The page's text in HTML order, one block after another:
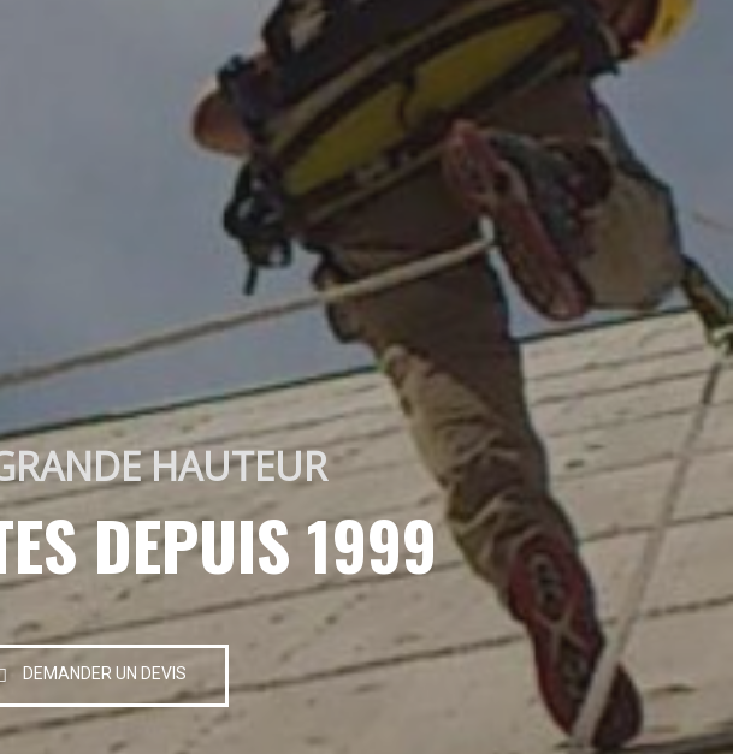
HAUTEUR
DEPUIS 1999
DEMANDER UN DEVIS